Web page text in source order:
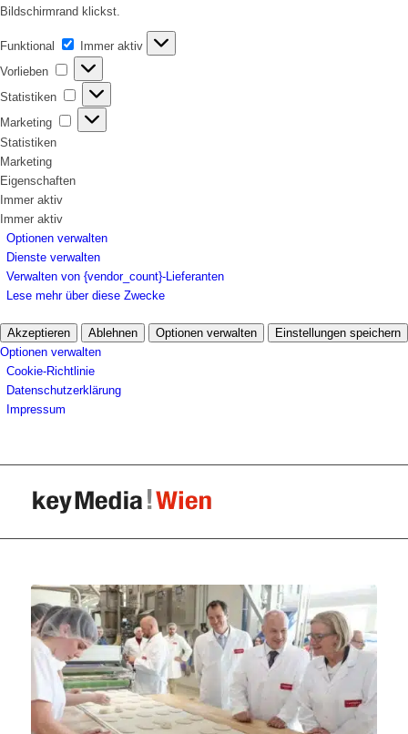
Bildschirmrand klickst.
Funktional Funktional
Immer aktiv
Vorlieben
Vorlieben
Statistiken Statistiken
Marketing
Marketing
Statistiken
Marketing
Eigenschaften
Immer aktiv
Immer aktiv
Optionen verwalten
Dienste verwalten
Verwalten von {vendor_count}-Lieferanten
Lese mehr über diese Zwecke
Akzeptieren Ablehnen Optionen verwalten
Einstellungen speichern
Optionen verwalten
Cookie-Richtlinie
Datenschutzerklärung
Impressum